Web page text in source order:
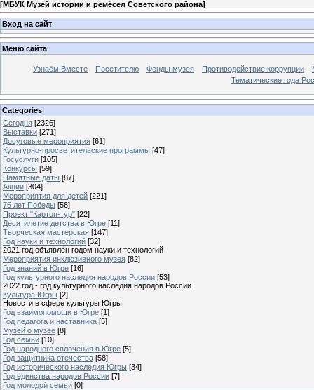
[МБУК Музей истории и ремёсел Советского района]
Вход на сайт
Меню сайта
Узнаём Вместе Посетителю Фонды музея Противодействие коррупции
Тематические года
Categories
Сегодня [2326]
Выставки [271]
Досуговые мероприятия [61]
Культурно-просветительские программы [47]
Госуслуги [105]
Конкурсы [59]
Памятные даты [87]
Акции [304]
Мероприятия для детей [221]
75 лет Победы [58]
Проект "Картоп-тур" [22]
Десятилетие детства в Югре [11]
Творческая мастерская [147]
Год науки и технологий [32]
2021 год объявлен годом науки и технологий
Мероприятия инклюзивного музея [82]
Год знаний в Югре [16]
Год культурного наследия народов России [53]
2022 год - год культурного наследия народов России
Культура Югры [2]
Новости в сфере культуры Югры
Год взаимопомощи в Югре [1]
Год педагога и наставника [5]
Музей о музее [8]
Год семьи [10]
Год народного сплочения в Югре [5]
Год защитника отечества [58]
Год исторического наследия Югры [34]
Год единства народов России [7]
Год молодой семьи [0]